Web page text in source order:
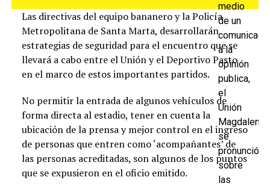
medio
de un
comunicado
a la
opinión
publica,
el
Unión
Magdalena
se
pronunció
sobre
las
Las directivas del equipo bananero y la Policía
Metropolitana de Santa Marta, desarrollarán
estrategias de seguridad para el encuentro que se
llevará a cabo entre el Unión y el Deportivo Pasto
en el marco de estos importantes partidos.
No permitir la entrada de algunos vehículos de
forma directa al estadio, tener en cuenta la
ubicación de la prensa y mejor control en el ingreso
de personas que entren como ‘acompañantes’ de
las personas acreditadas, son algunos de los puntos
que se expusieron en el oficio emitido.